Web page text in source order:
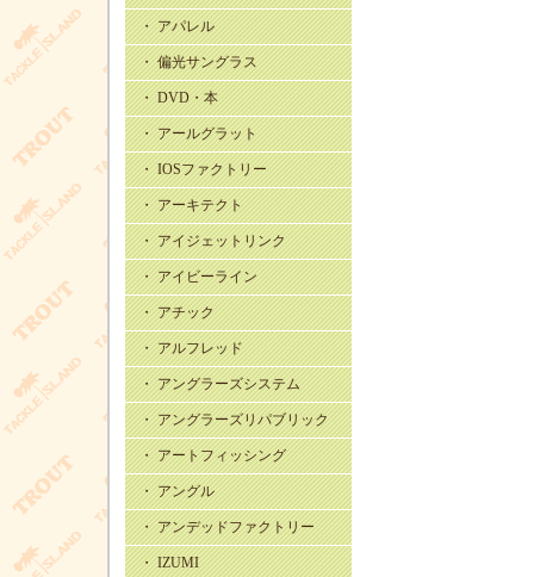
・ アパレル
・ 偏光サングラス
・ DVD・本
・ アールグラット
・ IOSファクトリー
・ アーキテクト
・ アイジェットリンク
・ アイビーライン
・ アチック
・ アルフレッド
・ アングラーズシステム
・ アングラーズリパブリック
・ アートフィッシング
・ アングル
・ アンデッドファクトリー
・ IZUMI